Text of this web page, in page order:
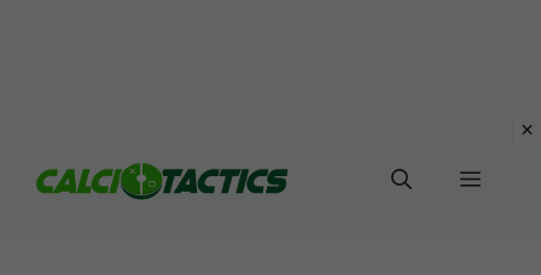
Menu